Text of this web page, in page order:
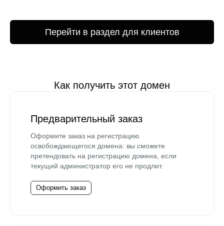
Перейти в раздел для клиентов
Как получить этот домен
Предварительный заказ
Оформите заказ на регистрацию
освобождающегося домена: вы сможете
претендовать на регистрацию домена, если
текущий администратор его не продлит.
Оформить заказ